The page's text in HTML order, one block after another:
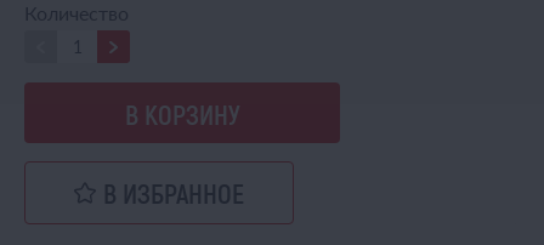
Количество
В КОРЗИНУ
В ИЗБРАННОЕ